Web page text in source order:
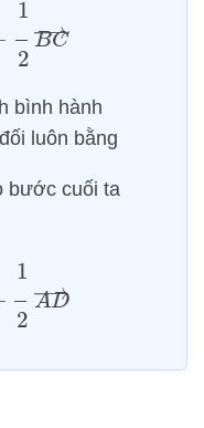
2B
bình hành
luôn bằng
bước cuối ta
2A